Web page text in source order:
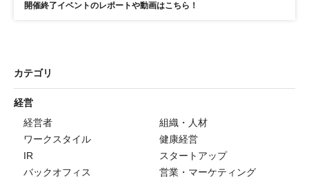
開催終了イベントのレポートや動画はこちら！
カテゴリ
経営
経営者
組織・人材
ワークスタイル
健康経営
IR
スタートアップ
バックオフィス
営業・マーケティング